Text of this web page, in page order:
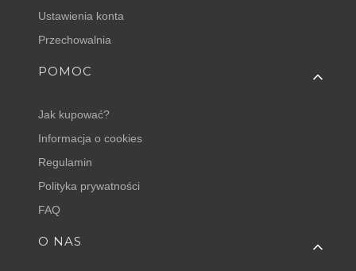
Ustawienia konta
Przechowalnia
POMOC
Jak kupować?
Informacja o cookies
Regulamin
Polityka prywatności
FAQ
O NAS